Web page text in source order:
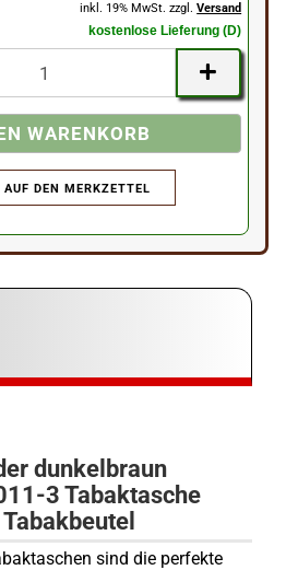
inkl. 19% MwSt. zzgl.Versand
kostenlose Lieferung (D)
AUF DEN MERKZETTEL
dunkelbraun
3 Tabaktasche
sind die perfekte